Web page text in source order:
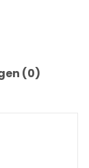
(0)